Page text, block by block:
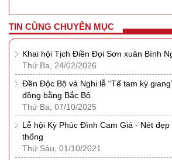
TIN CÙNG CHUYÊN MỤC
Khai hội Tịch Điền Đọi Sơn xuân Bính
Thứ Ba, 24/02/2026
Đền Độc Bộ và Nghi lễ “Tế tam kỳ
đồng bằng Bắc Bộ
Thứ Ba, 07/10/2025
Lễ hội Kỳ Phúc Đình Cam Giá - Nét
thống
Thứ Sáu, 01/10/2021